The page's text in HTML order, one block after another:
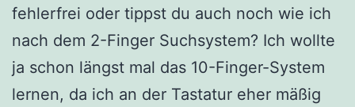
fehlerfrei oder tippst du auch noch wie ich
nach dem 2-Finger Suchsystem? Ich wollte
ja schon längst mal das 10-Finger-System
lernen, da ich an der Tastatur eher mäßig